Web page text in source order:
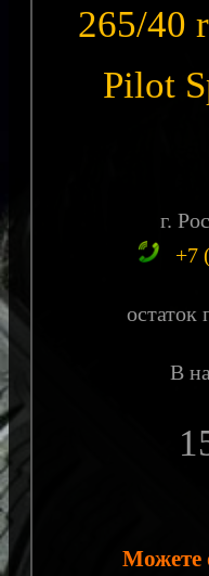
265/40
Pilot
г.
+7
остаток
В
Можете